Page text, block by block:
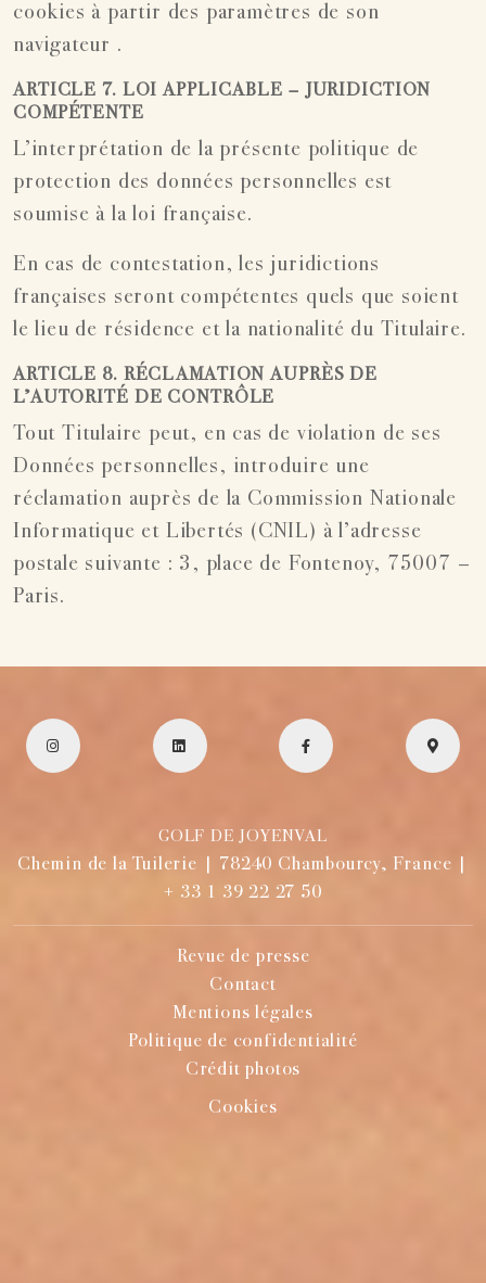
cookies à partir des paramètres de son
navigateur .
ARTICLE 7. LOI APPLICABLE – JURIDICTION
COMPÉTENTE
L’interprétation de la présente politique de
protection des données personnelles est
soumise à la loi française.
En cas de contestation, les juridictions
françaises seront compétentes quels que soient
le lieu de résidence et la nationalité du Titulaire.
ARTICLE 8. RÉCLAMATION AUPRÈS DE
L’AUTORITÉ DE CONTRÔLE
Tout Titulaire peut, en cas de violation de ses
Données personnelles, introduire une
réclamation auprès de la Commission Nationale
Informatique et Libertés (CNIL) à l’adresse
postale suivante : 3, place de Fontenoy, 75007 –
Paris.
GOLF DE JOYENVAL
Chemin de la Tuilerie | 78240 Chambourcy, France |
+ 33 1 39 22 27 50
Revue de presse
Contact
Mentions légales
Politique de confidentialité
Crédit photos
Cookies